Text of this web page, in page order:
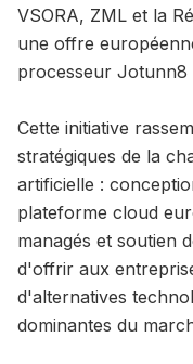
VSORA, ZML et la
une offre
processeur Jotunn8
Cette initiative
stratégiques de la
artificielle :
plateforme cloud
managés et soutien
d'offrir aux
d'alternatives
dominantes du